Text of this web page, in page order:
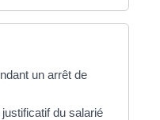
un arrêt de
du salarié